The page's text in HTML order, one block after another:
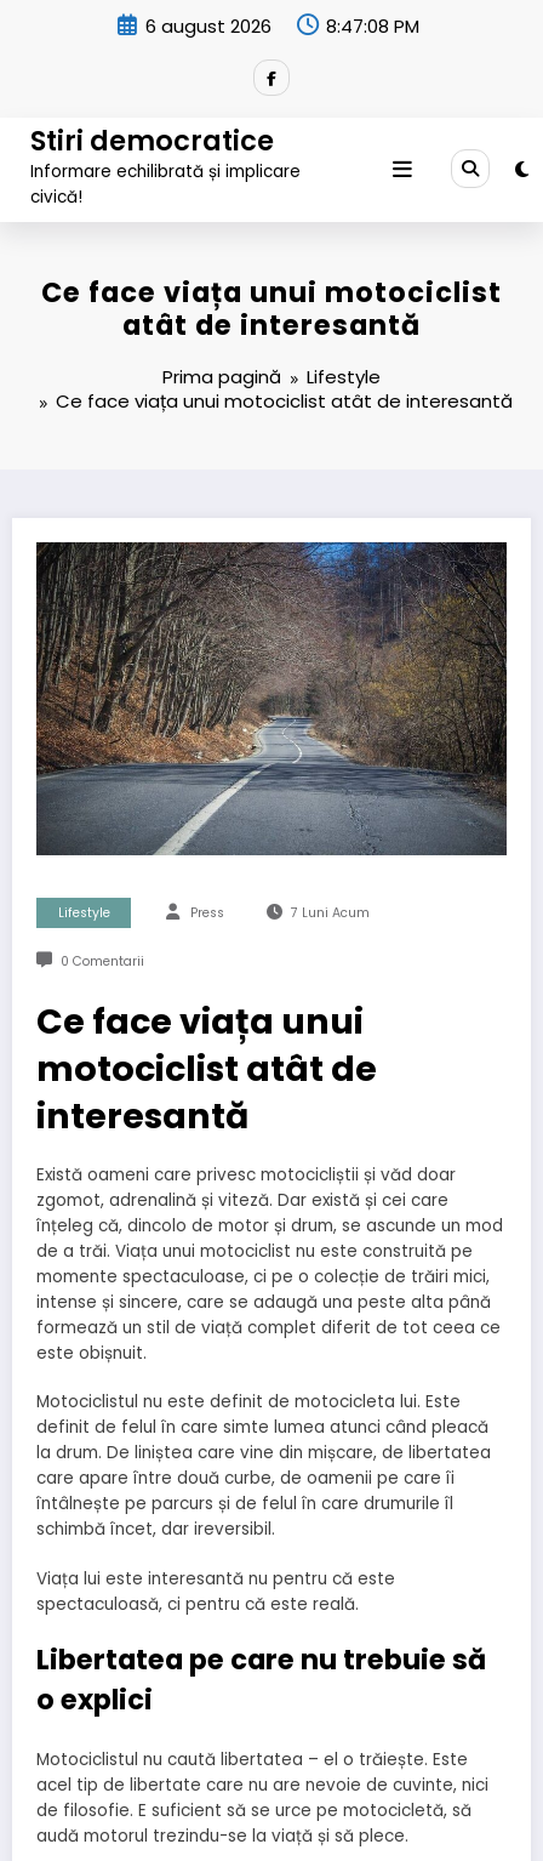
6 august 2026 8:47:09 PM
Stiri democratice
Informare echilibrată și implicare
civică!
Ce face viața unui motociclist
atât de interesantă
Prima pagină
Lifestyle
Ce face viața unui motociclist atât de interesantă
Lifestyle Press 7 Luni Acum
0 Comentarii
Ce face viața unui
motociclist atât de
interesantă
Există oameni care privesc motocicliștii și văd doar
zgomot, adrenalină și viteză. Dar există și cei care
înțeleg că, dincolo de motor și drum, se ascunde un mod
de a trăi. Viața unui motociclist nu este construită pe
momente spectaculoase, ci pe o colecție de trăiri mici,
intense și sincere, care se adaugă una peste alta până
formează un stil de viață complet diferit de tot ceea ce
este obișnuit.
Motociclistul nu este definit de motocicleta lui. Este
definit de felul în care simte lumea atunci când pleacă
la drum. De liniștea care vine din mișcare, de libertatea
care apare între două curbe, de oamenii pe care îi
întâlnește pe parcurs și de felul în care drumurile îl
schimbă încet, dar ireversibil.
Viața lui este interesantă nu pentru că este
spectaculoasă, ci pentru că este reală.
Libertatea pe care nu trebuie să
o explici
Motociclistul nu caută libertatea – el o trăiește. Este
acel tip de libertate care nu are nevoie de cuvinte, nici
de filosofie. E suficient să se urce pe motocicletă, să
audă motorul trezindu-se la viață și să plece.